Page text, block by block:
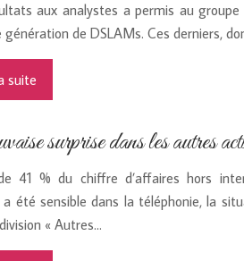
aux analystes a permis au groupe
génération de DSLAMs. Ces derniers,
suite
surprise dans les autres
41 % du chiffre d’affaires hors
été sensible dans la téléphonie, la
« Autres…